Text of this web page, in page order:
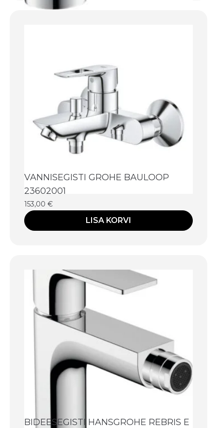
VANNISEGISTI GROHE BAULOOP
23602001
153,00 €
LISA KORVI
BIDEESEGISTI HANSGROHE REBRIS E